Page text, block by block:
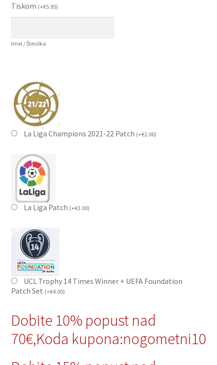
Tiskom (+€5.95)
Imei / Številka
La Liga Champions 2021-22 Patch (+€2.00)
La Liga Patch (+€3.00)
UCL Trophy 14 Times Winner + UEFA Foundation
Patch Set (+€4.00)
Dobite 10% popust nad
70€,Koda kupona:nogometni10